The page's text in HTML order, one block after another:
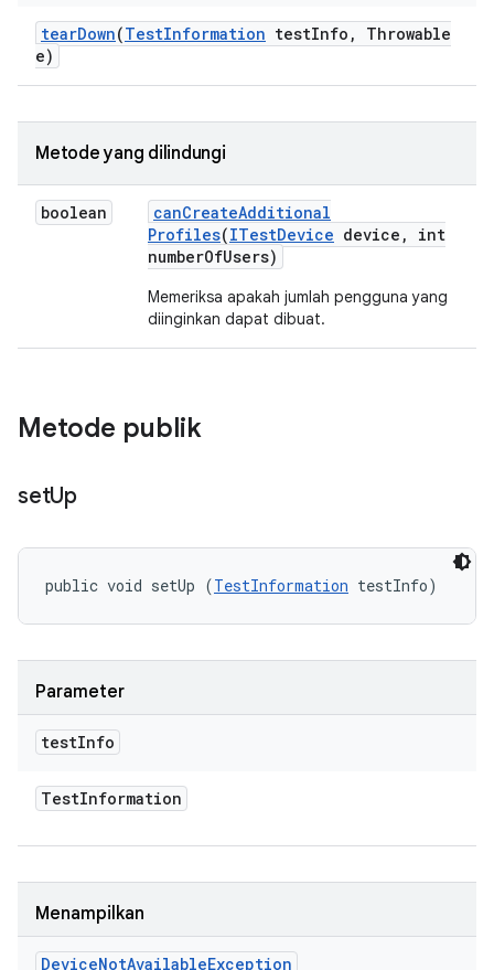
tearDown(TestInformation testInfo ,
Throwable
e)
Metode yang dilindungi
boolean canCreateAdditional
Profiles(ITestDevice device ,
int
numberOfUsers)
Memeriksa apakah jumlah pengguna yang
diinginkan dapat dibuat.
Metode publik
setUp
public void setUp (TestInformation testInfo)
Parameter
testInfo
TestInformation
Menampilkan
DeviceNotAvailableException